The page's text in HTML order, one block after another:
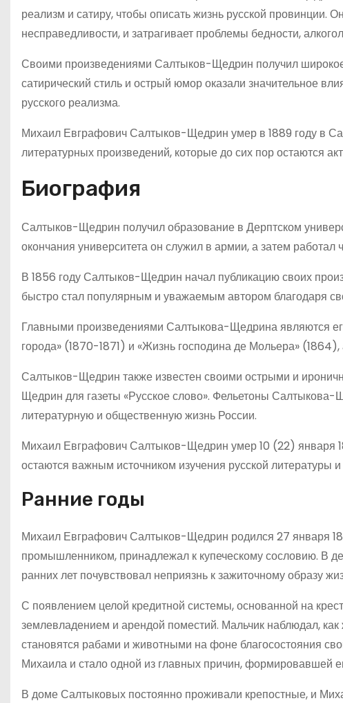
реализм и сатиру, чтобы описать жизнь русской
несправедливости, и затрагивает проблемы бедности,
Своими произведениями Салтыков-Щедрин получил широкое
сатирический стиль и острый юмор оказали значительное
русского реализма.
Михаил Евграфович Салтыков-Щедрин умер в 1889 году в
литературных произведений, которые до сих пор остаются
Биография
Салтыков-Щедрин получил образование в Дерптском
окончания университета он служил в армии, а затем работал
В 1856 году Салтыков-Щедрин начал публикацию своих
быстро стал популярным и уважаемым автором благодаря
Главными произведениями Салтыкова-Щедрина являются
города» (1870-1871) и «Жизнь господина де Мольера»
Салтыков-Щедрин также известен своими острыми и
Щедрин для газеты «Русское слово». Фельетоны
литературную и общественную жизнь России.
Михаил Евграфович Салтыков-Щедрин умер 10 (22) января
остаются важным источником изучения русской литературы
Ранние годы
Михаил Евграфович Салтыков-Щедрин родился 27 января
промышленником, принадлежал к купеческому сословию. В
ранних лет почувствовал неприязнь к зажиточному образу
С появлением целой кредитной системы, основанной на
землевладением и арендой поместий. Мальчик наблюдал,
становятся рабами и животными на фоне благосостояния
Михаила и стало одной из главных причин, формировавшей
В доме Салтыковых постоянно проживали крепостные, и